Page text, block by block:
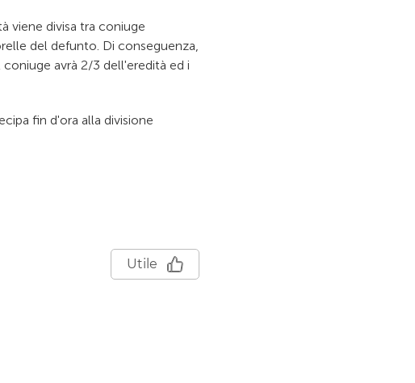
viene divisa tra coniuge
del defunto. Di conseguenza,
avrà 2/3 dell'eredità ed i
fin d'ora alla divisione
Utile